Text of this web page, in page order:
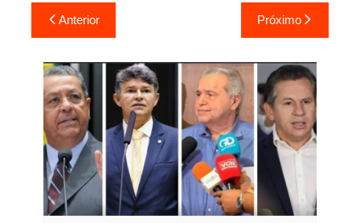
Navegação
de
Post
Anterior Próximo